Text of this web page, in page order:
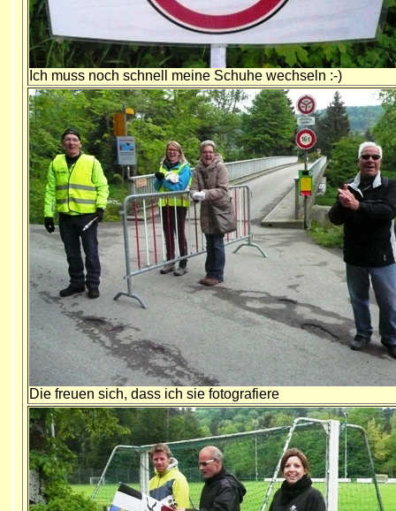
Ich muss noch schnell meine Schuhe wechseln :-)
Die freuen sich, dass ich sie fotografiere